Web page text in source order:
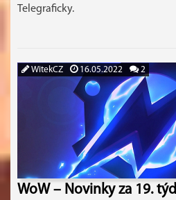
Telegraficky.
WitekCZ 16.05.2022 2
WoW – Novinky za 19.